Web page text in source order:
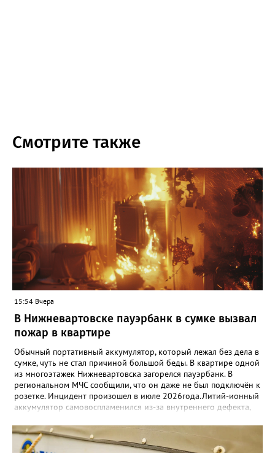
Смотрите также
15:54 Вчера
В Нижневартовске пауэрбанк в сумке вызвал
пожар в квартире
Обычный портативный аккумулятор, который лежал без дела в
сумке, чуть не стал причиной большой беды. В квартире одной
из многоэтажек Нижневартовска загорелся пауэрбанк. В
региональном МЧС сообщили, что он даже не был подключён к
розетке. Инцидент произошел в июле 2026года.Литий-ионный
аккумулятор самовоспламенился из-за внутреннего дефекта,
запаха дыма и вовремя потушила пожар — площадь возгорания
составила всего 0,5 кв. метра, но могло быть гораздо хуже.